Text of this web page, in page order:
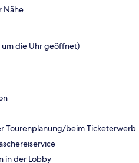
Nähe
um die Uhr geöffnet)
Tourenplanung/beim Ticketerwerb
in der Lobby